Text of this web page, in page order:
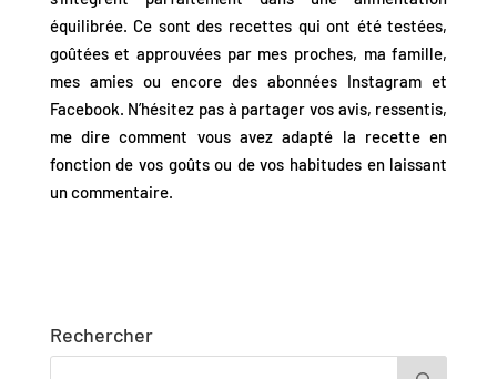
équilibrée. Ce sont des recettes qui ont été testées,
goûtées et approuvées par mes proches, ma famille,
mes amies ou encore des abonnées Instagram et
Facebook. N’hésitez pas à partager vos avis, ressentis,
me dire comment vous avez adapté la recette en
fonction de vos goûts ou de vos habitudes en laissant
un commentaire.
Rechercher